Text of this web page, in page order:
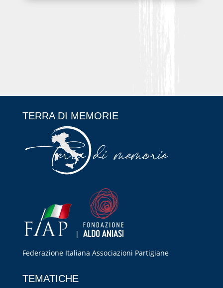
TERRA DI MEMORIE
|
Federazione Italiana Associazioni Partigiane
TEMATICHE
RIPRISTINA
-A 100% +A